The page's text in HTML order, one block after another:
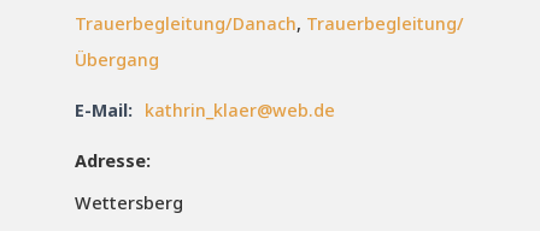
Trauerbegleitung/Danach, Trauerbegleitung/
Übergang
E-Mail: kathrin_klaer@web.de
Adresse:
Wettersberg